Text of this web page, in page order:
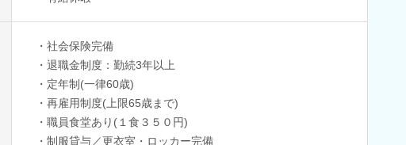
・社会保険完備
・退職金制度：勤続3年以上
・定年制(一律60歳)
・再雇用制度(上限65歳まで)
・職員食堂あり(１食３５０円)
・制服貸与／更衣室・ロッカー完備